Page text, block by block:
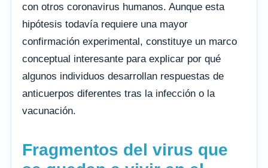
con otros coronavirus humanos. Aunque esta
hipótesis todavía requiere una mayor
confirmación experimental, constituye un marco
conceptual interesante para explicar por qué
algunos individuos desarrollan respuestas de
anticuerpos diferentes tras la infección o la
vacunación.
Fragmentos del virus que